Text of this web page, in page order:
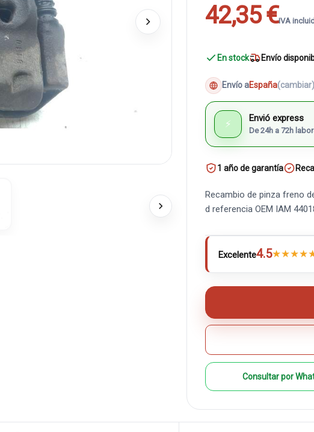
42,35 €IVA
En stock Envío
Envío aEspaña(cambiar)
⚡ Envió express
De 24h a 72h
1 año de garantía
Recambio de pinza freno
d referencia OEM IAM
Excelente4.5★★★★
Consultar por